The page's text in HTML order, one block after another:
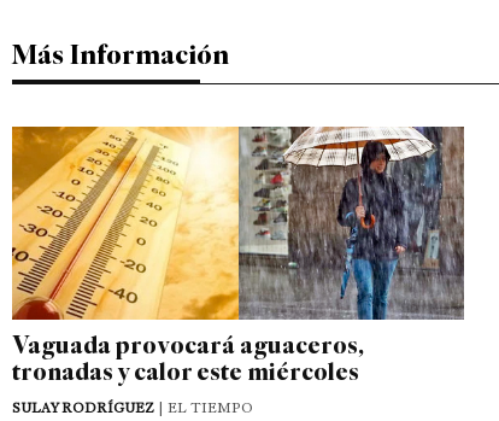
Más Información
Vaguada provocará aguaceros,
tronadas y calor este miércoles
SULAY RODRÍGUEZ | EL TIEMPO